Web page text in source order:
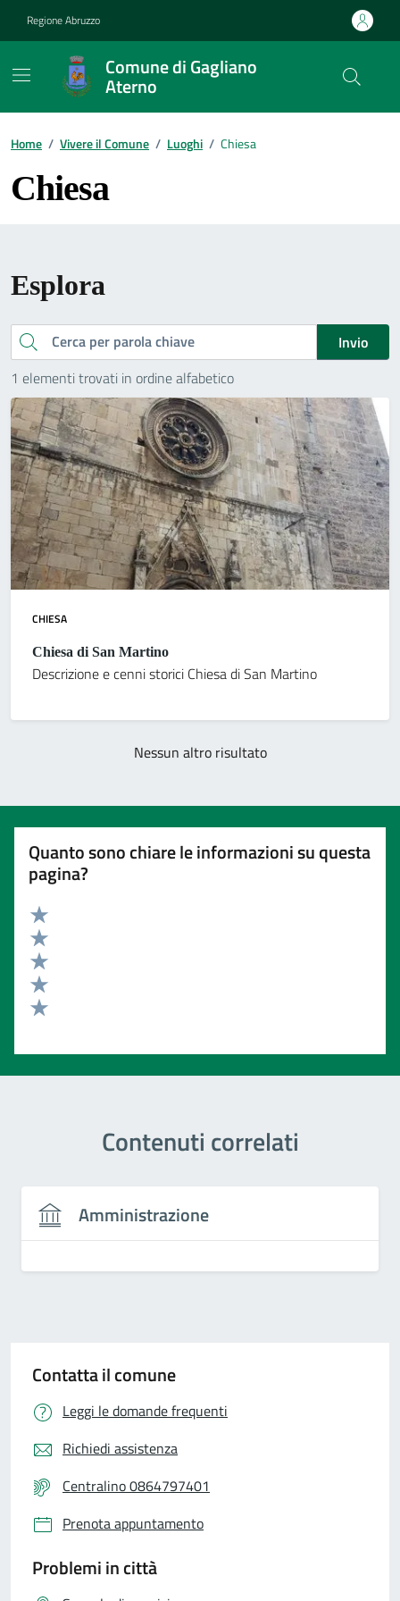
Regione Abruzzo
Comune di Gagliano
Aterno
Home / Vivere il Comune / Luoghi / Chiesa
Chiesa
Esplora
Cerca
Invio
1 elementi trovati in ordine alfabetico
CHIESA
Chiesa di San Martino
Descrizione e cenni storici Chiesa di San Martino
Nessun altro risultato
Quanto sono chiare le informazioni su questa
pagina?
Valuta 5 stelle su 5
Valuta 4 stelle su 5
Valuta 3 stelle su 5
Valuta 2 stelle su 5
Contenuti correlati
Amministrazione
Contatta il comune
Leggi le domande frequenti
Richiedi assistenza
Centralino 0864797401
Prenota appuntamento
Problemi in città